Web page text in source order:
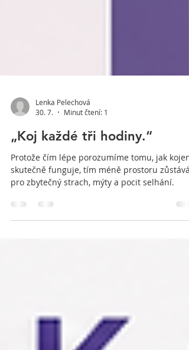
Lenka Pelechová
30. 7.
Minut čtení: 1
„Koj každé tři hodiny.“
Protože čím lépe porozumíme tomu, jak kojení
pro zbytečný strach, mýty a pocit selhání.